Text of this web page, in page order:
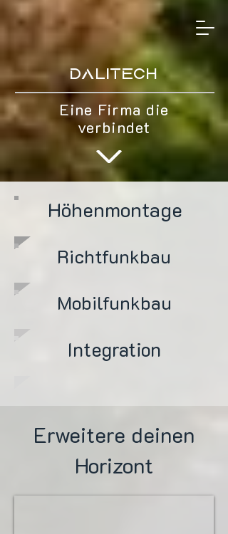
Dalitech
Eine Firma die
verbindet
Höhenmontage
Richtfunkbau
Mobilfunkbau
Integration
Erweitere deinen
Horizont